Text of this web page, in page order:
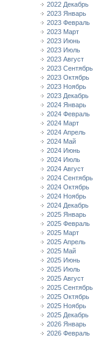
2022 Декабрь
2023 Январь
2023 Февраль
2023 Март
2023 Июнь
2023 Июль
2023 Август
2023 Сентябрь
2023 Октябрь
2023 Ноябрь
2023 Декабрь
2024 Январь
2024 Февраль
2024 Март
2024 Апрель
2024 Май
2024 Июнь
2024 Июль
2024 Август
2024 Сентябрь
2024 Октябрь
2024 Ноябрь
2024 Декабрь
2025 Январь
2025 Февраль
2025 Март
2025 Апрель
2025 Май
2025 Июнь
2025 Июль
2025 Август
2025 Сентябрь
2025 Октябрь
2025 Ноябрь
2025 Декабрь
2026 Январь
2026 Февраль